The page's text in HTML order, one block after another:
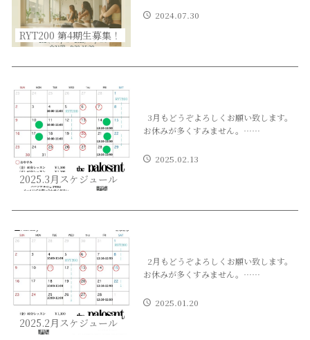
RYT200 第4期生募集！
2024.07.30
2025.3月スケジュール
3月もどうぞよろしくお願い致します。
お休みが多くすみません。……
2025.02.13
2025.2月スケジュール
2月もどうぞよろしくお願い致します。
お休みが多くすみません。……
2025.01.20